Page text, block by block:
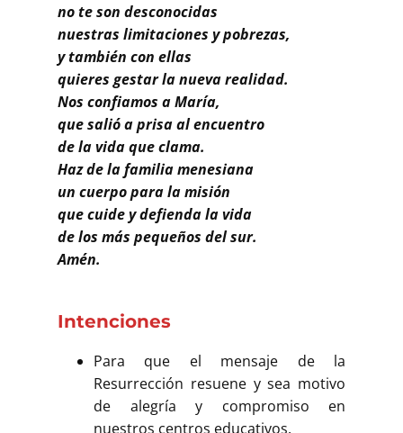
no te son desconocidas
nuestras limitaciones y pobrezas,
y también con ellas
quieres gestar la nueva realidad.
Nos confiamos a María,
que salió a prisa al encuentro
de la vida que clama.
Haz de la familia menesiana
un cuerpo para la misión
que cuide y defienda la vida
de los más pequeños del sur.
Amén.
Intenciones
Para que el mensaje de la
Resurrección resuene y sea motivo
de alegría y compromiso en
nuestros centros educativos.